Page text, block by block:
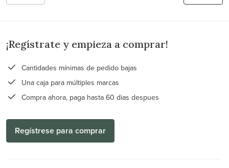
¡Regístrate y empieza a comprar!
Cantidades mínimas de pedido bajas
Una caja para múltiples marcas
Compra ahora, paga hasta 60 dias despues
Regístrese para comprar